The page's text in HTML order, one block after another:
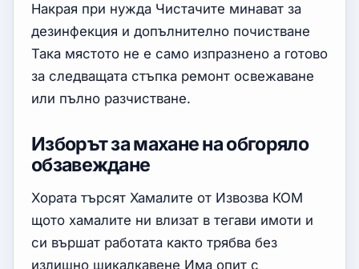
Накрая при нужда Чистачите минават за
дезинфекция и допълнително почистване
Така мястото не е само изпразнено а готово
за следващата стъпка ремонт освежаване
или пълно разчистване.
Изборът за махане на обгоряло
обзавеждане
Хората търсят Хамалите от Извозва КОМ
щото хамалите ни влизат в тегави имоти и
си вършат работата както трябва без
излишно шикалкавене Има опит с